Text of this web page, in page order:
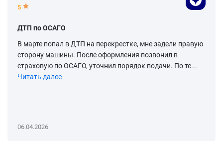
5
ДТП по ОСАГО
В марте попал в ДТП на перекрестке, мне задели правую
сторону машины. После оформления позвонил в
страховую по ОСАГО, уточнил порядок подачи. По те...
Читать далее
06.04.2026